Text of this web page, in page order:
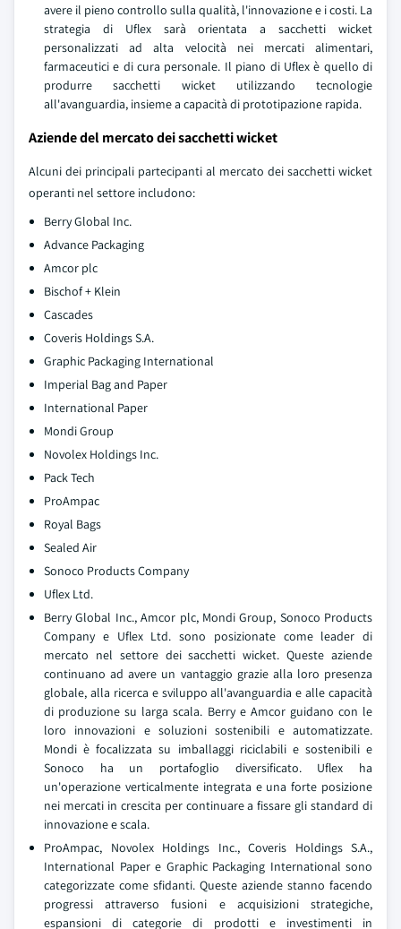
avere il pieno controllo sulla qualità, l'innovazione e i costi. La
strategia di Uflex sarà orientata a sacchetti wicket
personalizzati ad alta velocità nei mercati alimentari,
farmaceutici e di cura personale. Il piano di Uflex è quello di
produrre sacchetti wicket utilizzando tecnologie
all'avanguardia, insieme a capacità di prototipazione rapida.
Aziende del mercato dei sacchetti wicket
Alcuni dei principali partecipanti al mercato dei sacchetti wicket
operanti nel settore includono:
Berry Global Inc.
Advance Packaging
Amcor plc
Bischof + Klein
Cascades
Coveris Holdings S.A.
Graphic Packaging International
Imperial Bag and Paper
International Paper
Mondi Group
Novolex Holdings Inc.
Pack Tech
ProAmpac
Royal Bags
Sealed Air
Sonoco Products Company
Uflex Ltd.
Berry Global Inc., Amcor plc, Mondi Group, Sonoco Products
Company e Uflex Ltd. sono posizionate come leader di
mercato nel settore dei sacchetti wicket. Queste aziende
continuano ad avere un vantaggio grazie alla loro presenza
globale, alla ricerca e sviluppo all'avanguardia e alle capacità
di produzione su larga scala. Berry e Amcor guidano con le
loro innovazioni e soluzioni sostenibili e automatizzate.
Mondi è focalizzata su imballaggi riciclabili e sostenibili e
Sonoco ha un portafoglio diversificato. Uflex ha
un'operazione verticalmente integrata e una forte posizione
nei mercati in crescita per continuare a fissare gli standard di
innovazione e scala.
ProAmpac, Novolex Holdings Inc., Coveris Holdings S.A.,
International Paper e Graphic Packaging International sono
categorizzate come sfidanti. Queste aziende stanno facendo
progressi attraverso fusioni e acquisizioni strategiche,
espansioni di categorie di prodotti e investimenti in